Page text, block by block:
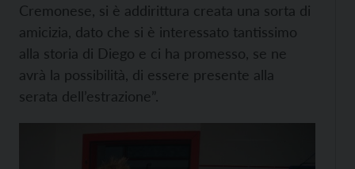
Cremonese, si è addirittura creata una sorta di
amicizia, dato che si è interessato tantissimo
alla storia di Diego e ci ha promesso, se ne
avrà la possibilità, di essere presente alla
serata dell’estrazione”.